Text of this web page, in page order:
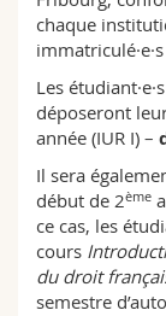
chaque
Les
déposeront
année (IUR I) –
Il sera
début de 2ème
ce cas, les
cours
du droit
semestre